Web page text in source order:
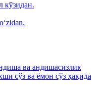
кўзидан.
ва андишасизлик
сўз ва ёмон сўз ҳақида